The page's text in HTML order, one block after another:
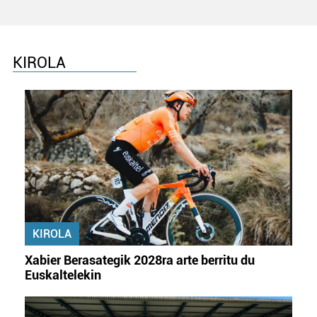
KIROLA
KIROLA
Xabier Berasategik 2028ra arte berritu du
Euskaltelekin